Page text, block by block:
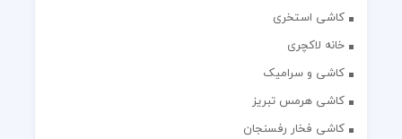
کاشی استخری
خانه لاکچری
کاشی و سرامیک
کاشی هرمس تبریز
کاشی فخار رفسنجان